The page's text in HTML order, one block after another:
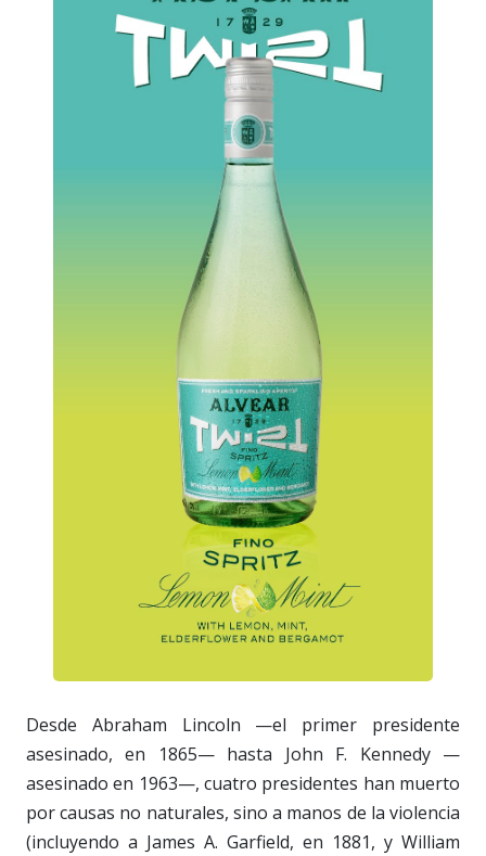
Desde Abraham Lincoln —el primer presidente
asesinado, en 1865— hasta John F. Kennedy —
asesinado en 1963—, cuatro presidentes han muerto
por causas no naturales, sino a manos de la violencia
(incluyendo a James A. Garfield, en 1881, y William